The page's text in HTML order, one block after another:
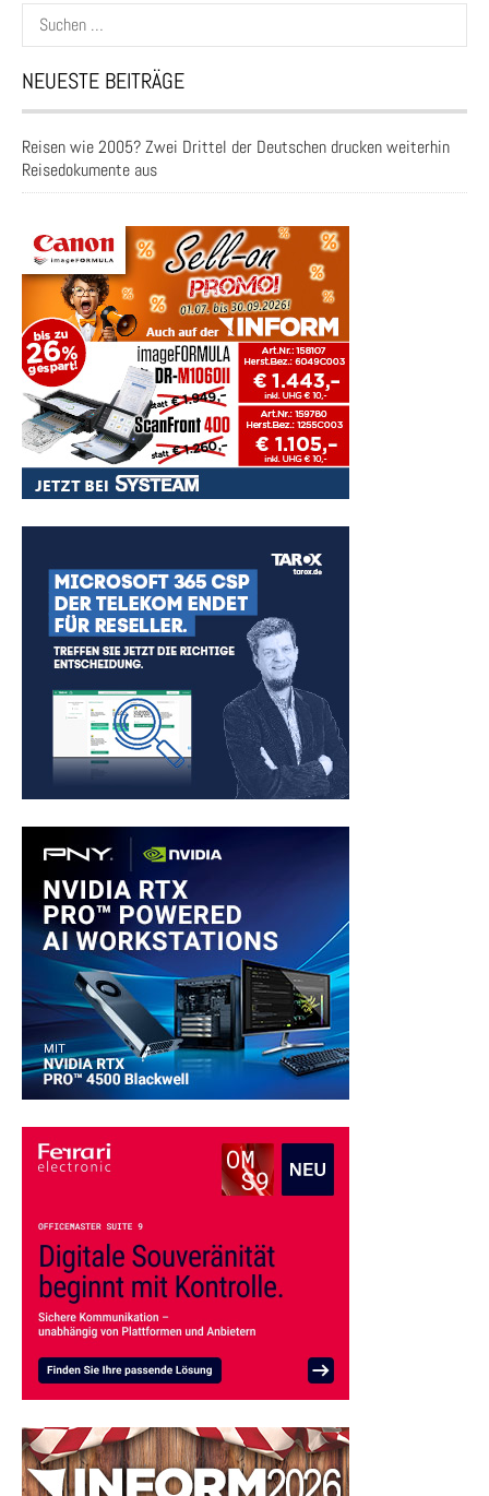
Suchen
nach:
NEUESTE BEITRÄGE
Reisen wie 2005? Zwei Drittel der Deutschen drucken weiterhin
Reisedokumente aus